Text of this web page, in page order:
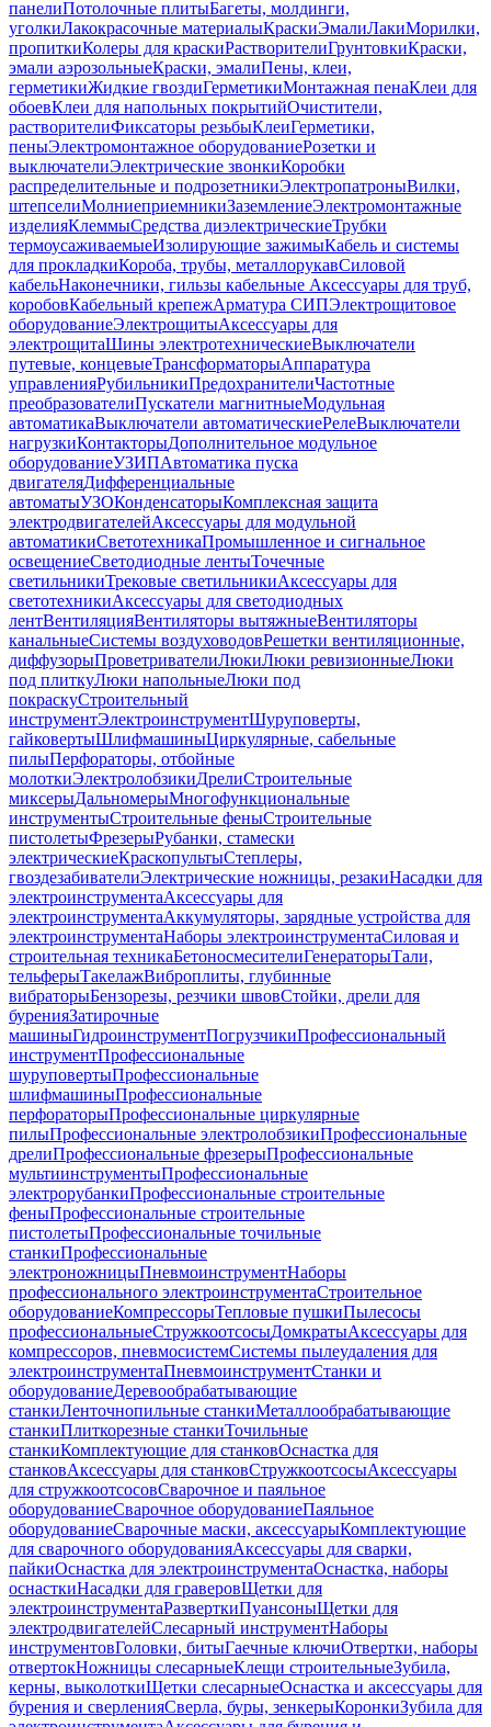
панелиПотолочные плитыБагеты, молдинги,
уголкиЛакокрасочные материалыКраскиЭмалиЛакиМорилки,
пропиткиКолеры для краскиРастворителиГрунтовкиКраски,
эмали аэрозольныеКраски, эмалиПены, клеи,
герметикиЖидкие гвоздиГерметикиМонтажная пенаКлеи для
обоевКлеи для напольных покрытийОчистители,
растворителиФиксаторы резьбыКлеиГерметики,
пеныЭлектромонтажное оборудованиеРозетки и
выключателиЭлектрические звонкиКоробки
распределительные и подрозетникиЭлектропатроныВилки,
штепселиМолниеприемникиЗаземлениеЭлектромонтажные
изделияКлеммыСредства диэлектрическиеТрубки
термоусаживаемыеИзолирующие зажимыКабель и системы
для прокладкиКороба, трубы, металлорукавСиловой
кабельНаконечники, гильзы кабельные Аксессуары для труб,
коробовКабельный крепежАрматура СИПЭлектрощитовое
оборудованиеЭлектрощитыАксессуары для
электрощитаШины электротехническиеВыключатели
путевые, концевыеТрансформаторыАппаратура
управленияРубильникиПредохранителиЧастотные
преобразователиПускатели магнитныеМодульная
автоматикаВыключатели автоматическиеРелеВыключатели
нагрузкиКонтакторыДополнительное модульное
оборудованиеУЗИПАвтоматика пуска
двигателяДифференциальные
автоматыУЗОКонденсаторыКомплексная защита
электродвигателейАксессуары для модульной
автоматикиСветотехникаПромышленное и сигнальное
освещениеСветодиодные лентыТочечные
светильникиТрековые светильникиАксессуары для
светотехникиАксессуары для светодиодных
лентВентиляцияВентиляторы вытяжныеВентиляторы
канальныеСистемы воздуховодовРешетки вентиляционные,
диффузорыПроветривателиЛюкиЛюки ревизионныеЛюки
под плиткуЛюки напольныеЛюки под
покраскуСтроительный
инструментЭлектроинструментШуруповерты,
гайковертыШлифмашиныЦиркулярные, сабельные
пилыПерфораторы, отбойные
молоткиЭлектролобзикиДрелиСтроительные
миксерыДальномерыМногофункциональные
инструментыСтроительные феныСтроительные
пистолетыФрезерыРубанки, стамески
электрическиеКраскопультыСтеплеры,
гвоздезабивателиЭлектрические ножницы, резакиНасадки для
электроинструментаАксессуары для
электроинструментаАккумуляторы, зарядные устройства для
электроинструментаНаборы электроинструментаСиловая и
строительная техникаБетоносмесителиГенераторыТали,
тельферыТакелажВиброплиты, глубинные
вибраторыБензорезы, резчики швовСтойки, дрели для
буренияЗатирочные
машиныГидроинструментПогрузчикиПрофессиональный
инструментПрофессиональные
шуруповертыПрофессиональные
шлифмашиныПрофессиональные
перфораторыПрофессиональные циркулярные
пилыПрофессиональные электролобзикиПрофессиональные
дрелиПрофессиональные фрезерыПрофессиональные
мультиинструментыПрофессиональные
электрорубанкиПрофессиональные строительные
феныПрофессиональные строительные
пистолетыПрофессиональные точильные
станкиПрофессиональные
электроножницыПневмоинструментНаборы
профессионального электроинструментаСтроительное
оборудованиеКомпрессорыТепловые пушкиПылесосы
профессиональныеСтружкоотсосыДомкратыАксессуары для
компрессоров, пневмосистемСистемы пылеудаления для
электроинструментаПневмоинструментСтанки и
оборудованиеДеревообрабатывающие
станкиЛенточнопильные станкиМеталлообрабатывающие
станкиПлиткорезные станкиТочильные
станкиКомплектующие для станковОснастка для
станковАксессуары для станковСтружкоотсосыАксессуары
для стружкоотсосовСварочное и паяльное
оборудованиеСварочное оборудованиеПаяльное
оборудованиеСварочные маски, аксессуарыКомплектующие
для сварочного оборудованияАксессуары для сварки,
пайкиОснастка для электроинструментаОснастка, наборы
оснасткиНасадки для граверовЩетки для
электроинструментаРазверткиПуансоныЩетки для
электродвигателейСлесарный инструментНаборы
инструментовГоловки, битыГаечные ключиОтвертки, наборы
отвертокНожницы слесарныеКлещи строительныеЗубила,
керны, выколоткиЩетки слесарныеОснастка и аксессуары для
бурения и сверленияСверла, буры, зенкерыКоронкиЗубила для